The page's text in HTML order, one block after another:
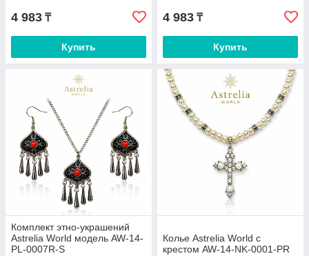
4 983 ₸
Купить
4 983 ₸
Купить
Комплект этно-украшений
Astrelia World модель AW-14-
PL-0007R-S
Колье Astrelia World с
крестом AW-14-NK-0001-PR